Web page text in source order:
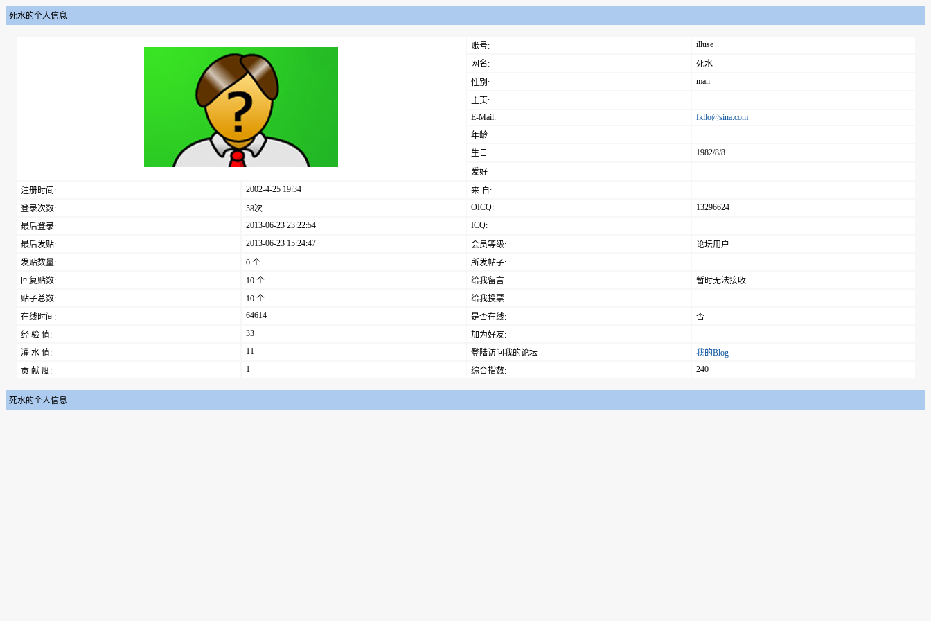
死水的个人信息
账号:
illuse
网名:
死水
性别:
man
主页:
E-Mail:
fkllo@sina.com
年龄
生日
1982/8/8
爱好
注册时间:
2002-4-25 19:34
来 自:
登录次数:
58次 OICQ:
13296624
最后登录:
2013-06-23 23:22:54
ICQ:
最后发贴:
2013-06-23 15:24:47 会员等级:
论坛用户
发贴数量:
0 个
所发帖子:
回复贴数:
10 个 给我留言
暂时无法接收
贴子总数:
10 个
给我投票
在线时间:
64614 是否在线:
否
经 验 值:
33
加为好友:
灌 水 值:
11 登陆访问我的论坛
我的Blog
贡 献 度:
1 综合指数: 240
死水的个人信息